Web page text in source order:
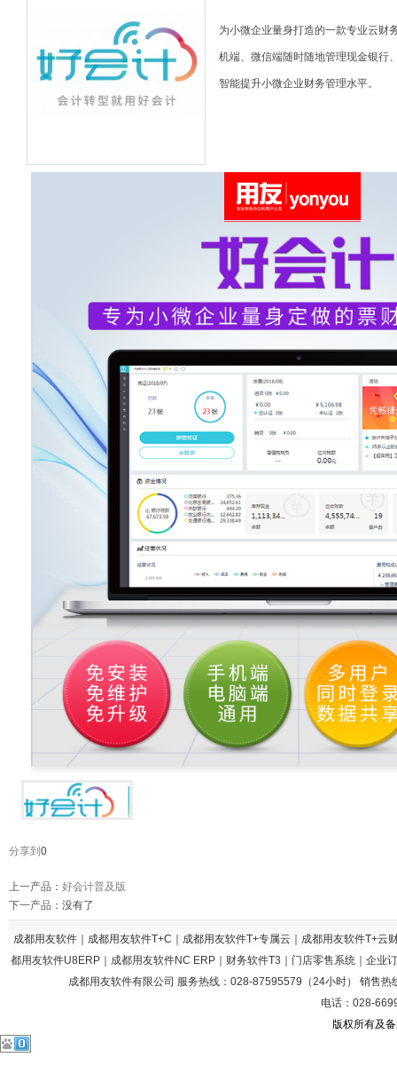
为小微企业量身打造的一款专业云财
机端、微信端随时随地管理现金银行
智能提升小微企业财务管理水平。
分享到 0
上一产品 ： 好会计普及版
下一产品 ：没有了
成都用友软件｜成都用友软件T+C｜成都用友软件T+专属云｜成都用友软件T+
都用友软件U8ERP｜成都用友软件NC ERP｜财务软件T3｜门店零售系统｜企
成都用友软件有限公司 服务热线：028-87595579（24小时） 销售
电话：028-
版权所有及